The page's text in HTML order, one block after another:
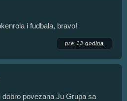
i fudbala, bravo!
pre 13 godina
dobro povezana Ju Grupa sa